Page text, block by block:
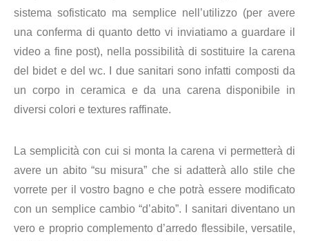
sistema sofisticato ma semplice nell’utilizzo (per avere
una conferma di quanto detto vi inviatiamo a guardare il
video a fine post), nella possibilità di sostituire la carena
del bidet e del wc. I due sanitari sono infatti composti da
un corpo in ceramica e da una carena disponibile in
diversi colori e textures raffinate.
La semplicità con cui si monta la carena vi permetterà di
avere un abito “su misura” che si adatterà allo stile che
vorrete per il vostro bagno e che potrà essere modificato
con un semplice cambio “d’abito”.
I sanitari diventano un
vero e proprio complemento d’arredo flessibile, versatile,